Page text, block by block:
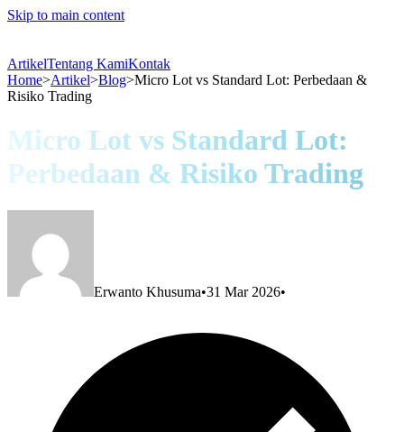
Skip to main content
ArtikelTentang KamiKontak
Home>Artikel>Blog>Micro Lot vs Standard Lot: Perbedaan &
Risiko Trading
Micro Lot vs Standard Lot:
Perbedaan & Risiko Trading
Erwanto Khusuma•31 Mar 2026•